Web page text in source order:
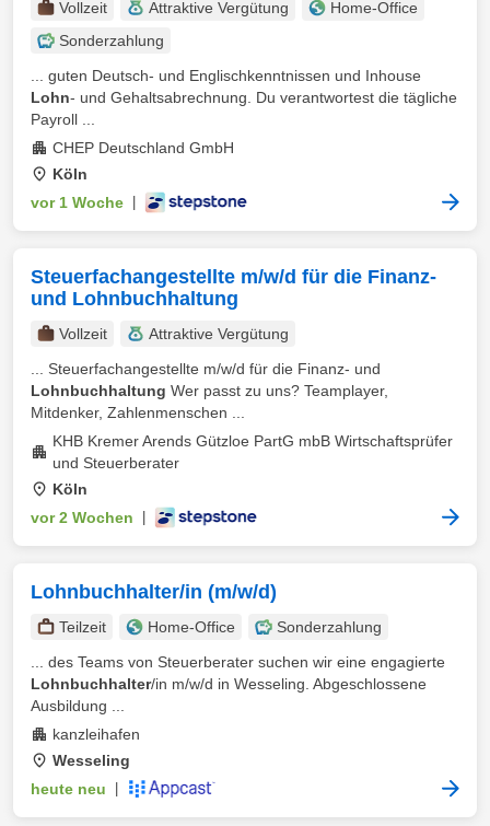
Vollzeit Attraktive Vergütung
Home-Office
Sonderzahlung
... guten Deutsch- und Englischkenntnissen und Inhouse
Lohn- und Gehaltsabrechnung. Du verantwortest die tägliche
Payroll ...
CHEP Deutschland GmbH
Köln
vor 1 Woche
Steuerfachangestellte m/w/d für die Finanz-
und Lohnbuchhaltung
Vollzeit
Attraktive Vergütung
... Steuerfachangestellte m/w/d für die Finanz- und
Lohnbuchhaltung Wer passt zu uns? Teamplayer,
Mitdenker, Zahlenmenschen ...
KHB Kremer Arends Gützloe PartG mbB Wirtschaftsprüfer
und Steuerberater
Köln
vor 2 Wochen
Lohnbuchhalter/in (m/w/d)
Teilzeit Home-Office
Sonderzahlung
... des Teams von Steuerberater suchen wir eine engagierte
Lohnbuchhalter/in m/w/d in Wesseling. Abgeschlossene
Ausbildung ...
kanzleihafen
Wesseling
heute neu